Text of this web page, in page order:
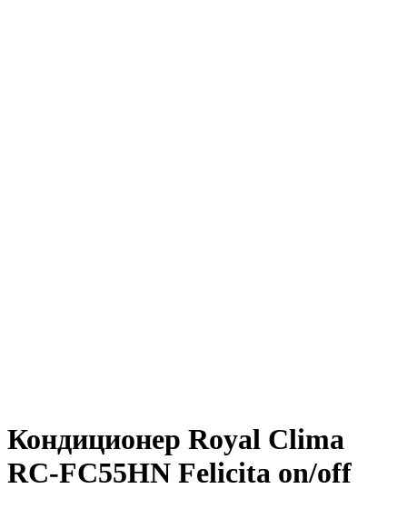
Кондиционер Royal Clima
RC-FC55HN Felicita on/off